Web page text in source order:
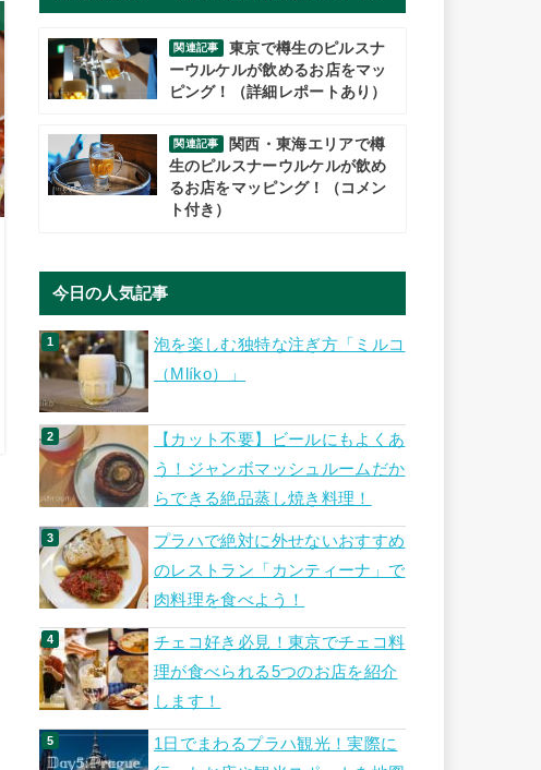
関連記事
東京で樽生のピルスナ
ーウルケルが飲めるお店をマッ
ピング！（詳細レポートあり）
関連記事
関西・東海エリアで樽
生のピルスナーウルケルが飲め
るお店をマッピング！（コメン
ト付き）
今日の人気記事
泡を楽しむ独特な注ぎ方「ミルコ
（Mlíko）」
【カット不要】ビールにもよくあ
う！ジャンボマッシュルームだか
らできる絶品蒸し焼き料理！
プラハで絶対に外せないおすすめ
のレストラン「カンティーナ」で
肉料理を食べよう！
チェコ好き必見！東京でチェコ料
理が食べられる5つのお店を紹介
します！
1日でまわるプラハ観光！実際に